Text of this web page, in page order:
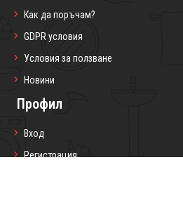
Как да поръчам?
GDPR условия
Условия за ползване
Новини
Профил
Вход
Регистрация